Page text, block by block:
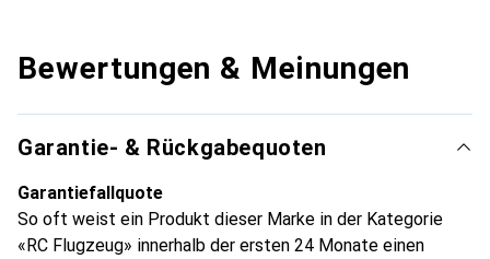
Bewertungen & Meinungen
Garantie- & Rückgabequoten
Garantiefallquote
So oft weist ein Produkt dieser Marke in der Kategorie
«RC Flugzeug» innerhalb der ersten 24 Monate einen